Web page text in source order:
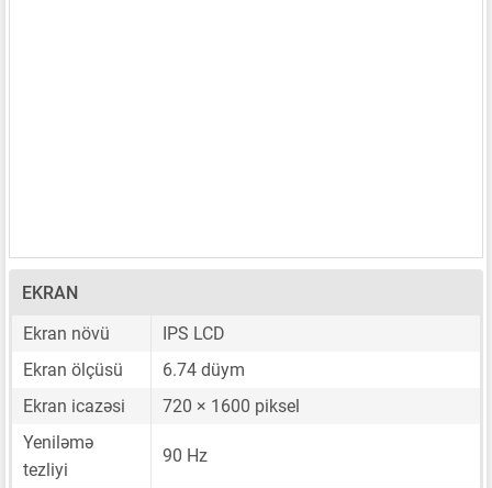
EKRAN
Ekran növü
IPS LCD
Ekran ölçüsü
6.74 düym
Ekran icazəsi
720 × 1600 piksel
Yeniləmə
tezliyi
90 Hz